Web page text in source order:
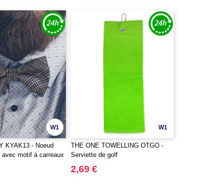
W1
KYAK13 - Noeud
motif à carreaux
W1
THE ONE TOWELLING OTGO -
Serviette de golf
2,69 €